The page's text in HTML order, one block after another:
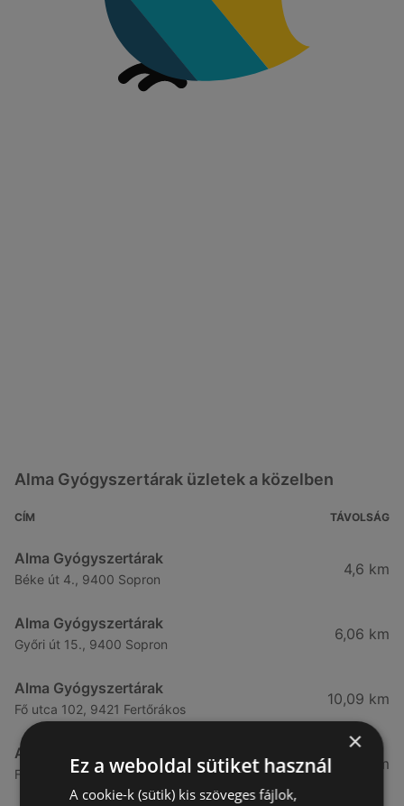
Alma Gyógyszertárak üzletek a közelben
CÍM TÁVOLSÁG
Alma Gyógyszertárak
Béke út 4., 9400 Sopron
4,6 km
Alma Gyógyszertárak
Győri út 15., 9400 Sopron
6,06 km
Alma Gyógyszertárak
Fő utca 102, 9421 Fertőrákos
10,09 km
Alma Gyógyszertárak
Fő Utca 102., 9421 Sopron
10,27 km
×
Ez a weboldal sütiket használ
A cookie-k (sütik) kis szöveges fájlok,